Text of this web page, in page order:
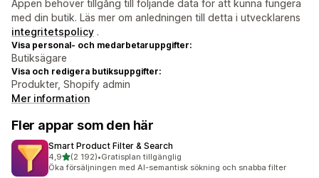
Appen behöver tillgång till följande data för att kunna fungera
med din butik. Läs mer om anledningen till detta i utvecklarens
integritetspolicy .
Visa personal- och medarbetaruppgifter:
Butiksägare
Visa och redigera butiksuppgifter:
Produkter, Shopify admin
Mer information
Fler appar som den här
Smart Product Filter & Search
4,9av 5 stjärnor
(2 192)
2192 recensioner totalt
•Gratisplan tillgänglig
Öka försäljningen med AI-semantisk sökning och snabba filter